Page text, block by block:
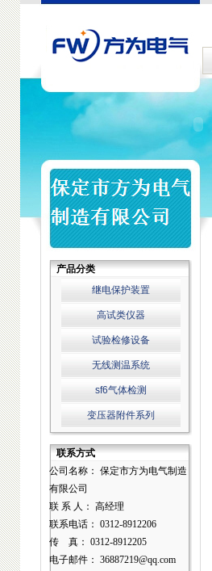
产品分类
继电保护装置
高试类仪器
试验检修设备
无线测温系统
sf6气体检测
变压器附件系列
联系方式
公司名称： 保定市方为电气制造
有限公司
联 系 人： 高经理
联系电话： 0312-8912206
传 真： 0312-8912205
电子邮件： 36887219@qq.com